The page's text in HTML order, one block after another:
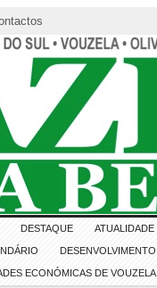
DESTAQUE ATUALIDADE
ECONÓMICAS DE